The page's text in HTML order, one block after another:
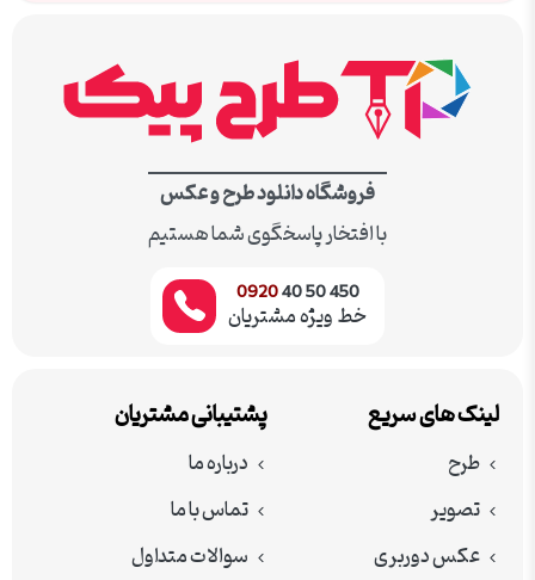
فروشگاه دانلود طرح و عکس
با افتخار پاسخگوی شما هستیم
450 50 40
0920
خط ویژه مشتریان
لینک های سریع
طرح
تصویر
عکس دوربری
پشتیبانی مشتریان
درباره ما
تماس با ما
سوالات متداول